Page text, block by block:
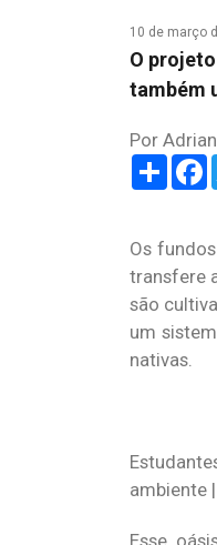
10 de março
O
também
Por
Share
Os
transfere
são
um
nativas.
ambiente
Esse